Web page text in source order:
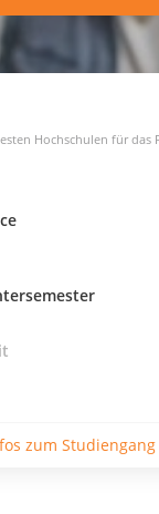
Hochschulen für das
zum Studiengang